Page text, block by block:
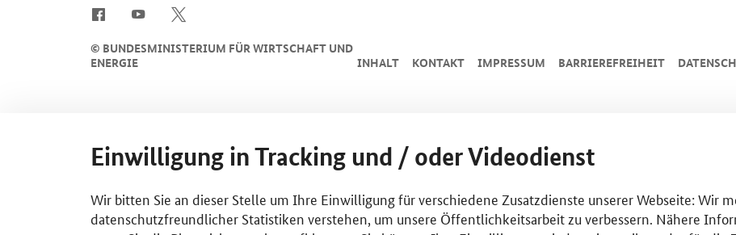
© BUNDESMINISTERIUM FÜR WIRTSCHAFT UND
ENERGIE
INHALT KONTAKT IMPRESSUM BARRIEREFREIHEIT
Einwilligung in Tracking und / oder Videodienst
Wir bitten Sie an dieser Stelle um Ihre Einwilligung für verschiedene Zusatzdienste unserer Webseite: Wir
datenschutzfreundlicher Statistiken verstehen, um unsere Öffentlichkeitsarbeit zu verbessern. Nähere